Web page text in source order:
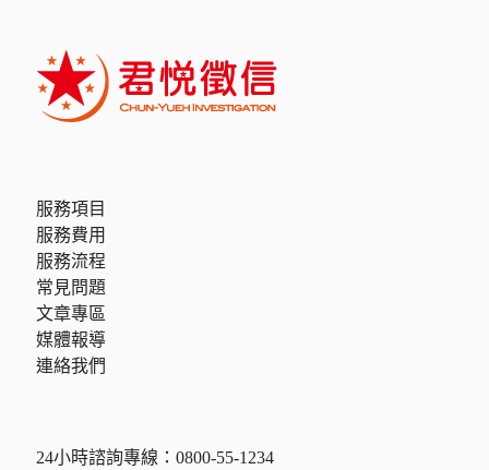
服務項目
服務費用
服務流程
常見問題
文章專區
媒體報導
連絡我們
24小時諮詢專線： 0800-55-1234